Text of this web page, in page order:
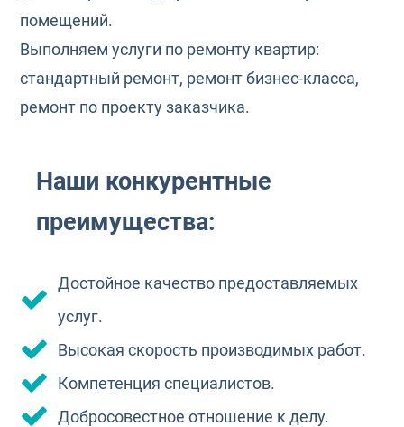
помещений.
Выполняем услуги по ремонту квартир:
стандартный ремонт, ремонт бизнес-класса,
ремонт по проекту заказчика.
Наши конкурентные
преимущества:
Достойное качество предоставляемых
услуг.
Высокая скорость производимых работ.
Компетенция специалистов.
Добросовестное отношение к делу.